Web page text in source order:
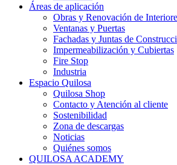
Áreas de aplicación
Obras y Renovación de
Ventanas y Puertas
Fachadas y Juntas de
Impermeabilización y Cubiertas
Fire Stop
Industria
Espacio Quilosa
Quilosa Shop
Contacto y Atención al cliente
Sostenibilidad
Zona de descargas
Noticias
Quiénes somos
QUILOSA ACADEMY